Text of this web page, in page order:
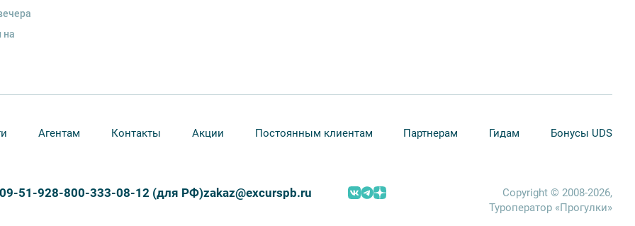
на
Агентам Контакты Акции Постоянным клиентам Партнерам Гидам Бонусы UDS
51-928-800-333-08-12 (для РФ)zakaz@excurspb.ru
Copyright © 2008-2026,
Туроператор «Прогулки»